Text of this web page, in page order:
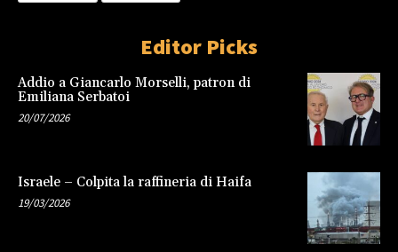
Editor Picks
Addio a Giancarlo Morselli, patron di
Emiliana Serbatoi
20/07/2026
Israele – Colpita la raffineria di Haifa
19/03/2026